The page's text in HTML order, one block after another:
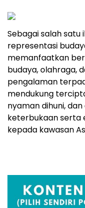
Sebagai salah satu
representasi
memanfaatkan
budaya, olahraga,
pengalaman
mendukung
nyaman dihuni,
keterbukaan serta
kepada kawasan